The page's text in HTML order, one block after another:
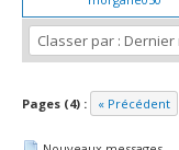
Pages (4) : « Précédent